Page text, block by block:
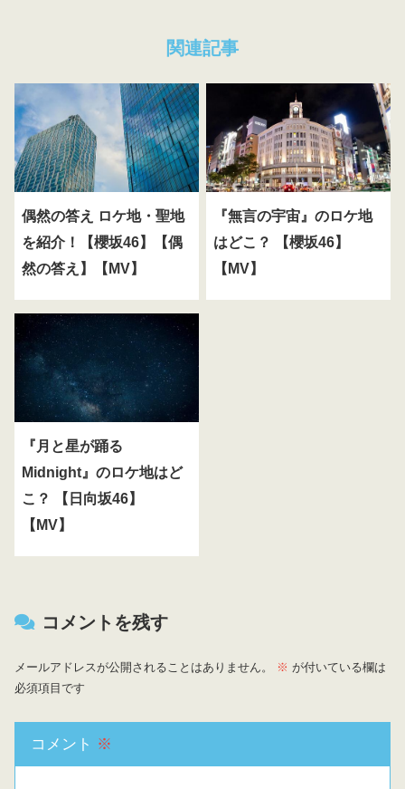
関連記事
偶然の答え ロケ地・聖地
を紹介！【櫻坂46】【偶
然の答え】【MV】
『無言の宇宙』のロケ地
はどこ？ 【櫻坂46】
【MV】
『月と星が踊る
Midnight』のロケ地はど
こ？ 【日向坂46】
【MV】
コメントを残す
メールアドレスが公開されることはありません。 ※ が付いている欄は
必須項目です
コメント ※